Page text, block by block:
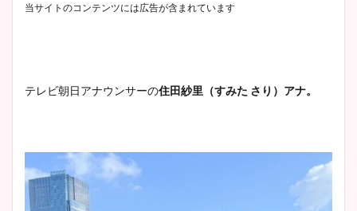
当サイトのコンテンツには広告が含まれています
テレビ朝日アナウンサーの住田紗里（すみた さり）アナ。